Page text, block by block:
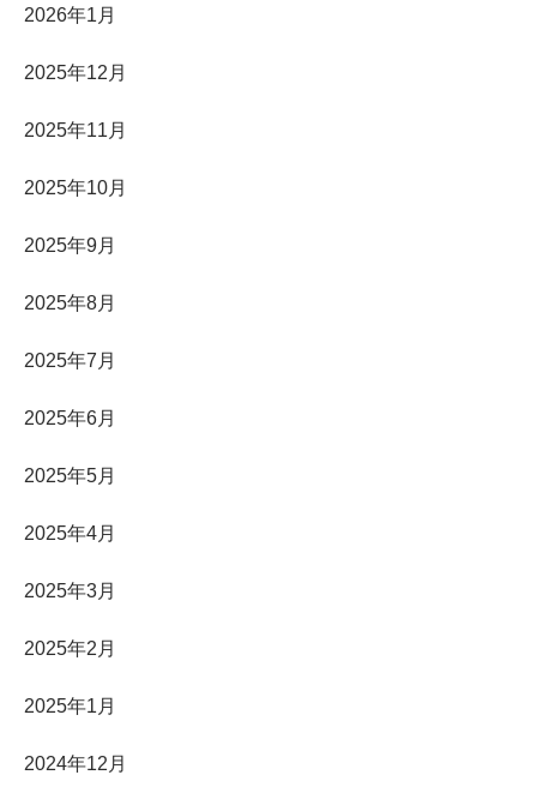
2026年1月
2025年12月
2025年11月
2025年10月
2025年9月
2025年8月
2025年7月
2025年6月
2025年5月
2025年4月
2025年3月
2025年2月
2025年1月
2024年12月